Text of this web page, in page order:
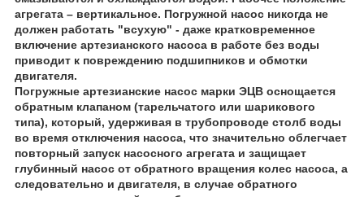
агрегата – вертикальное. Погружной насос никогда не
должен работать "всухую" - даже кратковременное
включение артезианского насоса в работе без воды
приводит к повреждению подшипников и обмотки
двигателя.
Погружные артезианские насос марки ЭЦВ оснощается
обратным клапаном (тарельчатого или шарикового
типа), который, удерживая в трубопроводе столб воды
во время отключения насоса, что значительно облегчает
повторный запуск насосного агрегата и защищает
глубинный насос от обратного вращения колес насоса, а
следовательно и двигателя, в случае обратного